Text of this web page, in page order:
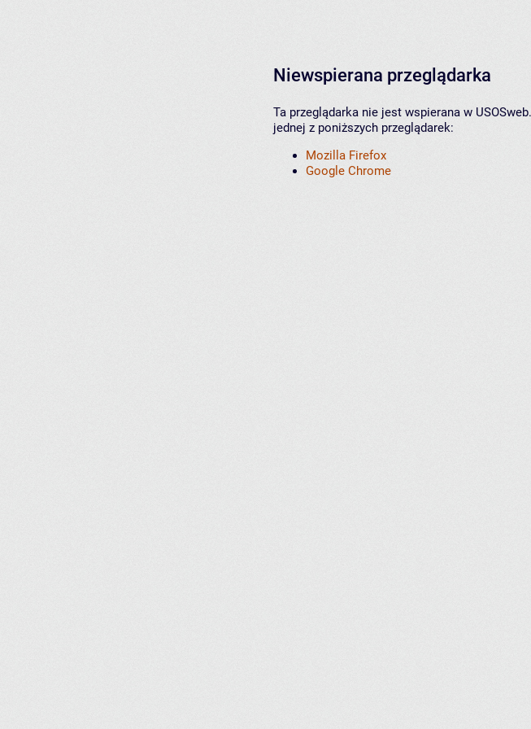
Niewspierana przeglądarka
Ta przeglądarka nie jest wspierana w
jednej z poniższych przeglądarek:
Mozilla Firefox
Google Chrome